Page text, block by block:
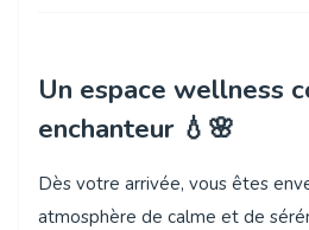
Un espace wellness
enchanteur 💧🌸
Dès votre arrivée, vous êtes
atmosphère de calme et de